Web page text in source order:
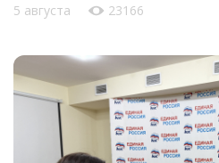
5 августа 23166